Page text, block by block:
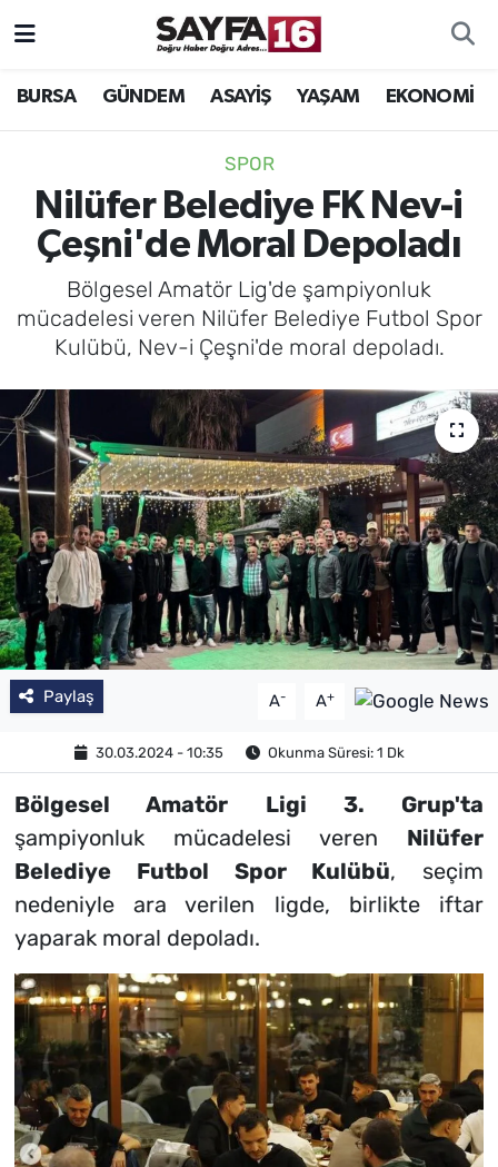
BURSA GÜNDEM ASAYİŞ YAŞAM EKONOMİ
SPOR
Nilüfer Belediye FK Nev-i
Çeşni'de Moral Depoladı
Bölgesel Amatör Lig'de şampiyonluk
mücadelesi veren Nilüfer Belediye Futbol Spor
Kulübü, Nev-i Çeşni'de moral depoladı.
Paylaş A- A+
30.03.2024 - 10:35 Okunma Süresi: 1 Dk
Bölgesel Amatör Ligi 3. Grup'ta
şampiyonluk mücadelesi veren Nilüfer
Belediye Futbol Spor Kulübü, seçim
nedeniyle ara verilen ligde, birlikte iftar
yaparak moral depoladı.
ÖZEL HABER
MAGAZİN
BİLİM
DÜNYA
SPOR
EĞİTİM
SAĞLIK
TV REHBERİ
Hava Durumu
TFF 2.Lig Beyaz Grup Puan Durumu ve Fikstür
Tüm Manşetler
Son Dakika Haberleri